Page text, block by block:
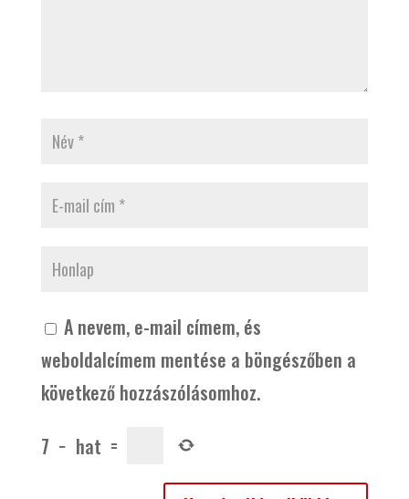
A nevem, e-mail címem, és
weboldalcímem mentése a böngészőben a
következő hozzászólásomhoz.
7 − hat =